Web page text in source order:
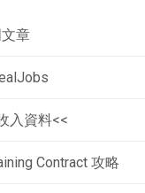
章
入資料<<
Contract 攻略